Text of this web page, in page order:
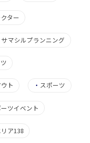
ター
サマシルプランニング
ト ・ スポーツ
ツイベント
ア138